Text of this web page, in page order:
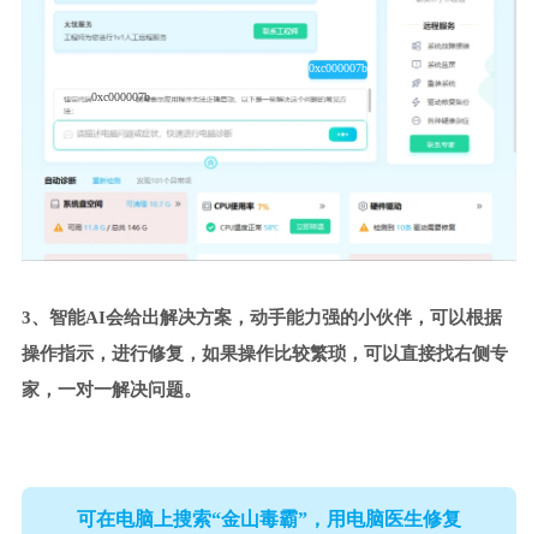
0xc000007b
0xc000007b
3、智能AI会给出解决方案，动手能力强的小伙伴，可以根据
操作指示，进行修复，如果操作比较繁琐，可以直接找右侧专
家，一对一解决问题。
可在电脑上搜索“金山毒霸”，用电脑医生修复